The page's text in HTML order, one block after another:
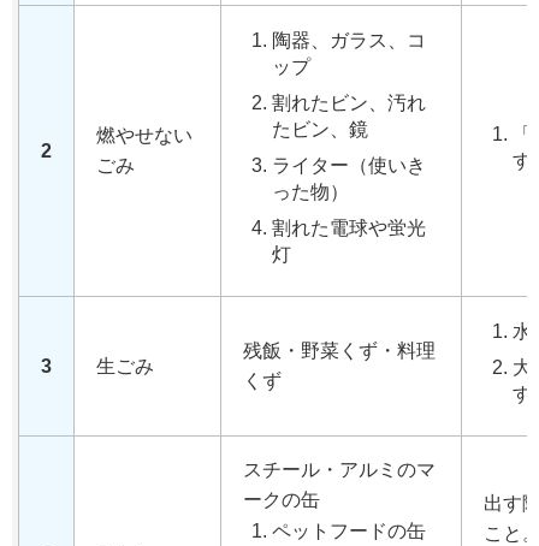
2
燃やせない
ごみ
陶器、ガラス、コ
ップ
割れたビン、汚れ
たビン、鏡
ライター（使いき
った物）
割れた電球や蛍光
灯
す
3 生ごみ
残飯・野菜くず・料理
くず
水
大
す
スチール・アルミのマ
ークの缶
ペットフードの缶
出す
こと